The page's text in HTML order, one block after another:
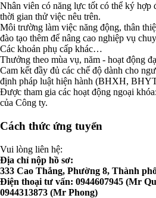
Nhân viên có năng lực tốt có thể ký hợp
thời gian thử việc nêu trên.
Môi trường làm việc năng động, thân
đào tạo thêm để nâng cao nghiệp vụ
Các khoản phụ cấp khác…
Thưởng theo mùa vụ, năm - hoạt động
Cam kết đầy đủ các chế độ dành cho
định pháp luật hiện hành (BHXH,
Được tham gia các hoạt động ngoại
của Công ty.
Cách thức ứng tuyển
Vui lòng liên hệ:
Địa chỉ nộp hồ sơ:
333 Cao Thắng, Phường 8, Thành
Điện thoại tư vấn: 0944607945 (Mr
0944313873 (Mr Phong)